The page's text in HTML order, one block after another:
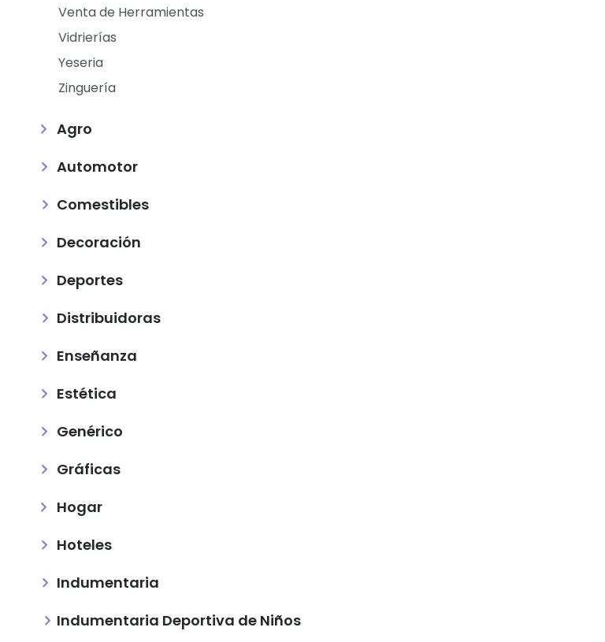
Venta de Herramientas
Vidrierías
Yeseria
Zinguería
Agro
Automotor
Comestibles
Decoración
Deportes
Distribuidoras
Enseñanza
Estética
Genérico
Gráficas
Hogar
Hoteles
Indumentaria
Indumentaria Deportiva de Niños